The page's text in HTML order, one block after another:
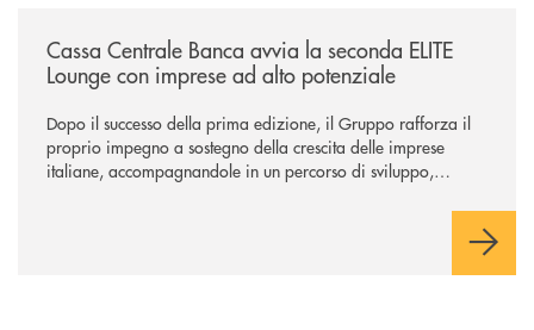
Cassa Centrale Banca avvia la seconda ELITE
Lounge con imprese ad alto potenziale
Dopo il successo della prima edizione, il Gruppo rafforza il
proprio impegno a sostegno della crescita delle imprese
italiane, accompagnandole in un percorso di sviluppo,